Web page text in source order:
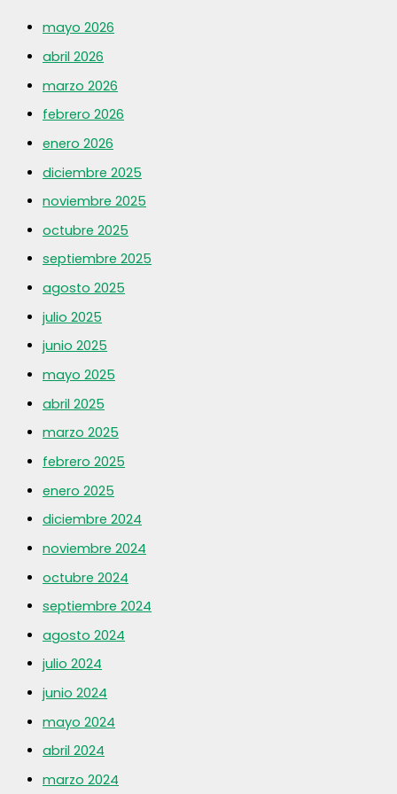
mayo 2026
abril 2026
marzo 2026
febrero 2026
enero 2026
diciembre 2025
noviembre 2025
octubre 2025
septiembre 2025
agosto 2025
julio 2025
junio 2025
mayo 2025
abril 2025
marzo 2025
febrero 2025
enero 2025
diciembre 2024
noviembre 2024
octubre 2024
septiembre 2024
agosto 2024
julio 2024
junio 2024
mayo 2024
abril 2024
marzo 2024